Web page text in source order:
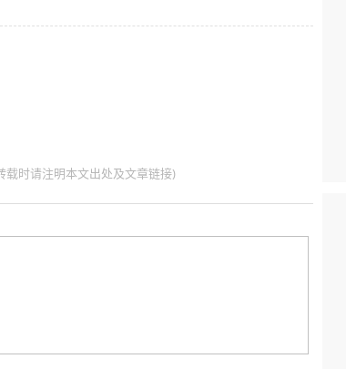
载时请注明本文出处及文章链接)